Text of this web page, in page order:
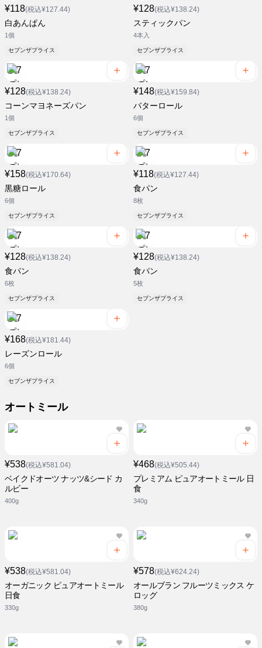
¥118(税込¥127.44)
白あんぱん
1個
セブンザプライス
¥128(税込¥138.24)
スティックパン
4本入
セブンザプライス
¥128(税込¥138.24)
コーンマヨネーズパン
1個
セブンザプライス
¥148(税込¥159.84)
バターロール
6個
セブンザプライス
¥158(税込¥170.64)
黒糖ロール
6個
セブンザプライス
¥118(税込¥127.44)
食パン
8枚
セブンザプライス
¥128(税込¥138.24)
食パン
6枚
セブンザプライス
¥128(税込¥138.24)
食パン
5枚
セブンザプライス
¥168(税込¥181.44)
レーズンロール
6個
セブンザプライス
オートミール
¥538(税込¥581.04)
ベイクドオーツ ナッツ&シード カ
ルビー
400g
¥468(税込¥505.44)
プレミアム ピュアオートミール 日
食
340g
¥538(税込¥581.04)
オーガニック ピュアオートミール
日食
330g
¥578(税込¥624.24)
オールブラン フルーツミックス ケ
ロッグ
380g